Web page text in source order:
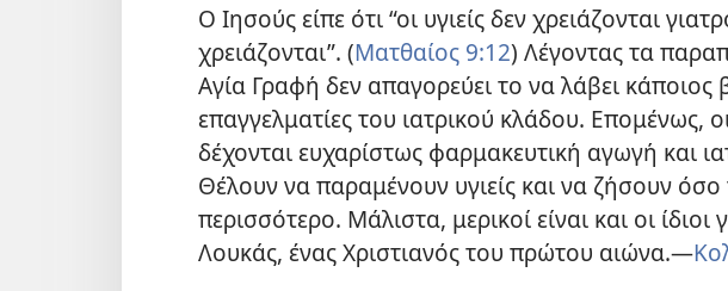
Ο Ιησούς είπε ότι “οι υγιείς δεν χρειάζονται
χρειάζονται”. (Ματθαίος 9:12) Λέγοντας τα
Αγία Γραφή δεν απαγορεύει το να λάβει κάποιος
επαγγελματίες του ιατρικού κλάδου. Επομένως,
δέχονται ευχαρίστως φαρμακευτική αγωγή και
Θέλουν να παραμένουν υγιείς και να ζήσουν
περισσότερο. Μάλιστα, μερικοί είναι και οι
Λουκάς, ένας Χριστιανός του πρώτου αιώνα.​—